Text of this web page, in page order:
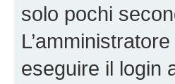
solo pochi
eseguire il login